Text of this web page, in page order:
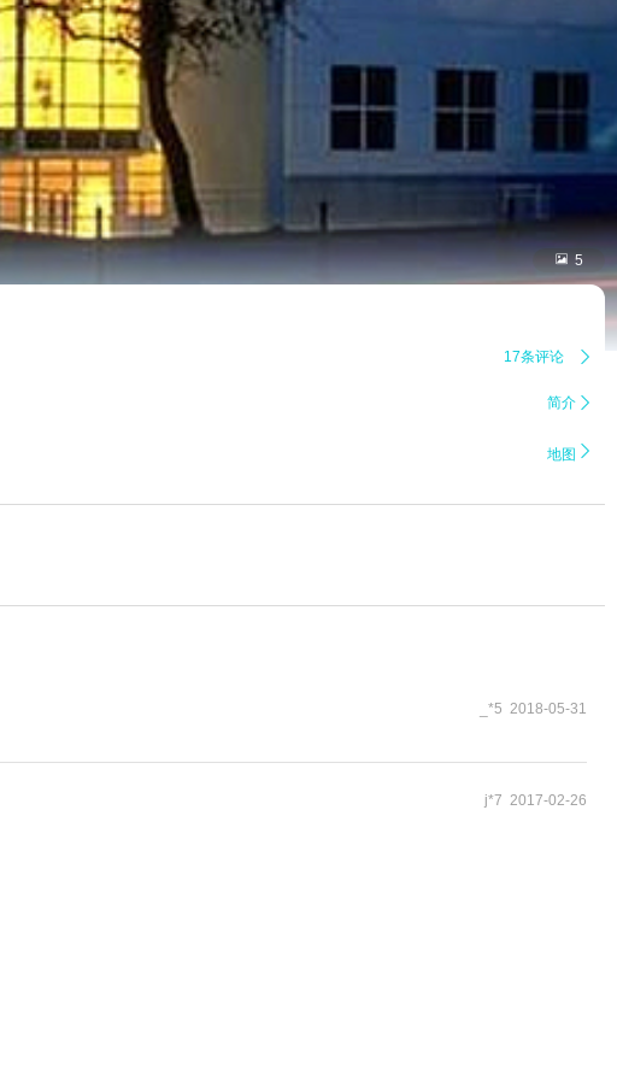
 5
17条评论 
简介 
地图 
_*5 2018-05-31
j*7 2017-02-26